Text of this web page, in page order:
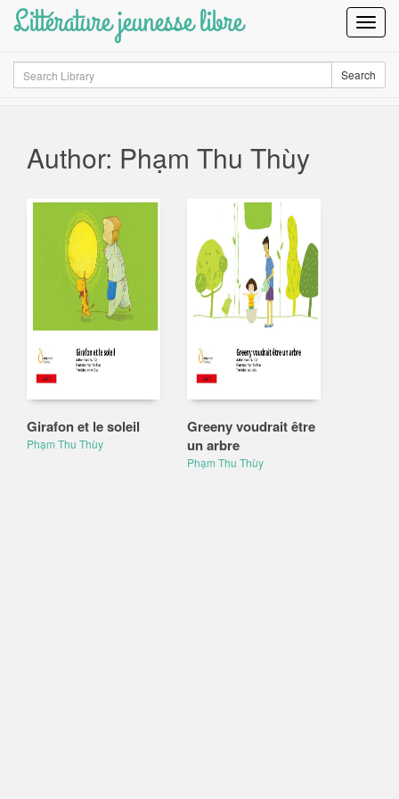
Littérature jeunesse libre
Search Search
Author: Phạm Thu Thùy
Girafon et le soleil
Phạm Thu Thùy
Greeny voudrait être
un arbre
Phạm Thu Thùy